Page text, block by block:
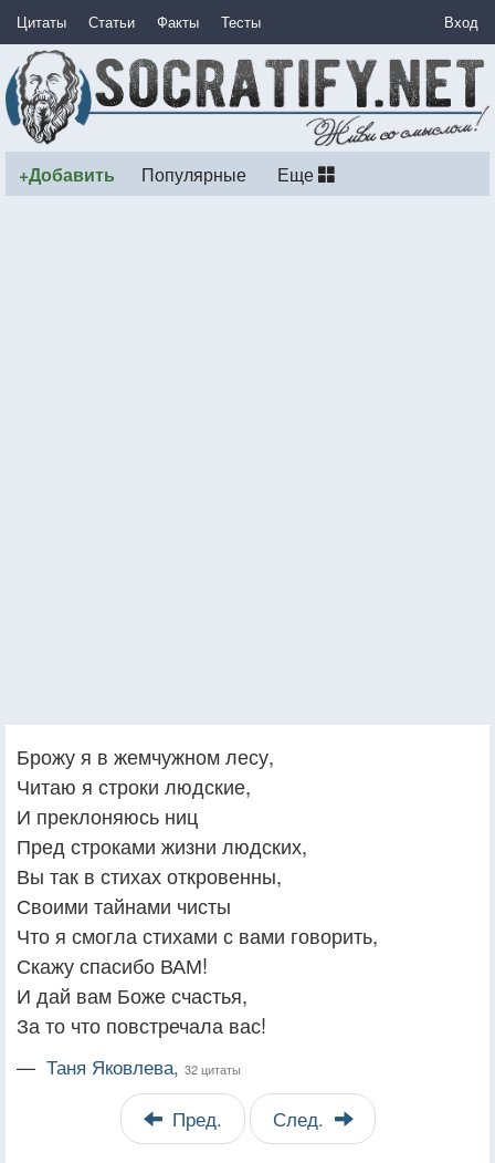
Цитаты Статьи Факты Тесты Вход
+Добавить Популярные Еще
Брожу я в жемчужном лесу,
Читаю я строки людские,
И преклоняюсь ниц
Пред строками жизни людских,
Вы так в стихах откровенны,
Своими тайнами чисты
Что я смогла стихами с вами говорить,
Скажу спасибо ВАМ!
И дай вам Боже счастья,
За то что повстречала вас!
— Таня Яковлева, 32 цитаты
Пред. След.